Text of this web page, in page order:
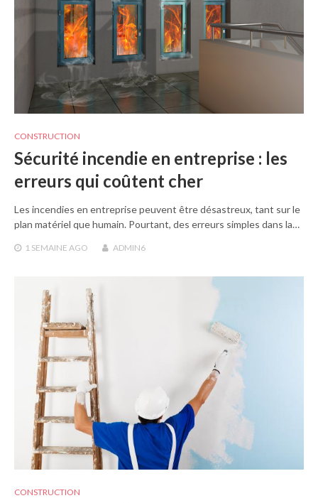
CONSTRUCTION
Sécurité incendie en entreprise : les
erreurs qui coûtent cher
Les incendies en entreprise peuvent être désastreux, tant sur le
plan matériel que humain. Pourtant, des erreurs simples dans la…
1 SEMAINE AGO ADMIN6
CONSTRUCTION